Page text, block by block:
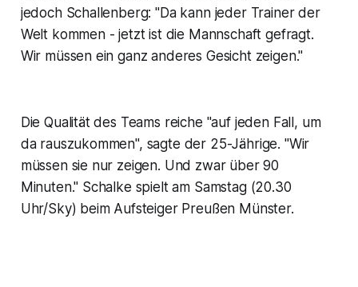
jedoch Schallenberg: "Da kann jeder Trainer der
Welt kommen - jetzt ist die Mannschaft gefragt.
Wir müssen ein ganz anderes Gesicht zeigen."
Die Qualität des Teams reiche "auf jeden Fall, um
da rauszukommen", sagte der 25-Jährige. "Wir
müssen sie nur zeigen. Und zwar über 90
Minuten." Schalke spielt am Samstag (20.30
Uhr/Sky) beim Aufsteiger Preußen Münster.